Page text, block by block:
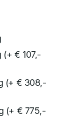
(+ € 107,-
(+ € 308,-
(+ € 775,-